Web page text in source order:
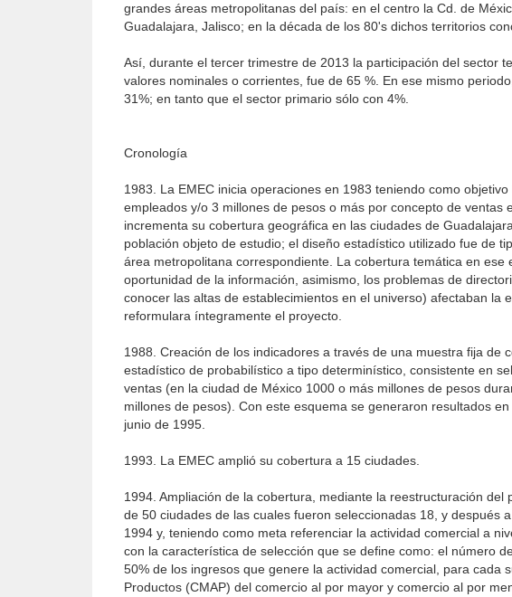
grandes áreas metropolitanas del país: en el centro la Cd. de
Guadalajara, Jalisco; en la década de los 80's dichos territorios
Así, durante el tercer trimestre de 2013 la participación del sector
valores nomina­les o corrientes, fue de 65 %. En ese mismo
31%; en tanto que el sector primario sólo con 4%.
Cronología
1983. La EMEC inicia operaciones en 1983 teniendo como
empleados y/o 3 millones de pesos o más por concepto de
incrementa su cobertura geográfica en las ciudades de
población objeto de estudio; el diseño estadístico utilizado fue de
área metropolitana correspondiente. La cobertura temática en
oportunidad de la información, asimismo, los problemas de
conocer las altas de establecimientos en el universo) afectaban
reformulara íntegramente el proyecto.
1988. Creación de los indicadores a través de una muestra fija
estadístico de probabilístico a tipo determinístico, consistente en
ventas (en la ciudad de México 1000 o más millones de pesos
millones de pesos). Con este esquema se generaron resultados
junio de 1995.
1993. La EMEC amplió su cobertura a 15 ciudades.
1994. Ampliación de la cobertura, mediante la reestructuración
de 50 ciudades de las cuales fueron seleccionadas 18, y después
1994 y, teniendo como meta referenciar la actividad comercial a
con la característica de selección que se define como: el número
50% de los ingresos que genere la actividad comercial, para cada
Productos (CMAP) del comercio al por mayor y comercio al por